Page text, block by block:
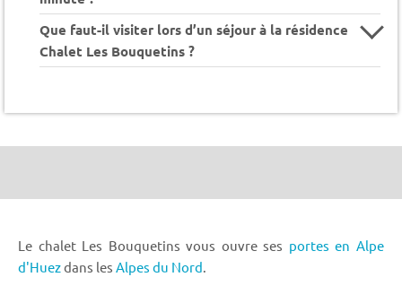
Que faut-il visiter lors d’un séjour à la résidence
Chalet Les Bouquetins ?
Le chalet Les Bouquetins vous ouvre ses portes en Alpe
d'Huezdans les Alpes du Nord